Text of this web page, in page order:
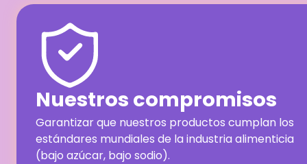
Nuestros compromisos
Garantizar que nuestros productos cumplan los
estándares mundiales de la industria alimenticia
(bajo azúcar, bajo sodio).